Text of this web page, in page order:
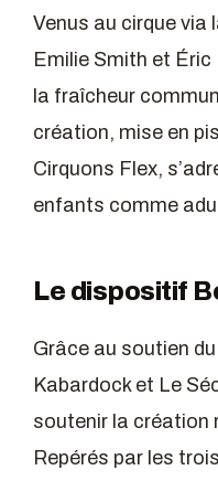
Venus au cirque via
Emilie Smith et
la fraîcheur
création, mise en
Cirquons Flex,
enfants comme
Le dispositif
Grâce au soutien
Kabardock et Le
soutenir la création
Repérés par les